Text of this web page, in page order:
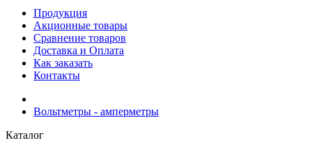
Продукция
Акционные товары
Сравнение товаров
Доставка и Оплата
Как заказать
Контакты
Вольтметры - амперметры
Каталог